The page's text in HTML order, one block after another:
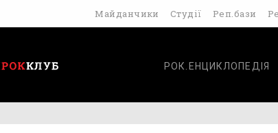
Майданчики Студії Реп.бази
РОК.ЕНЦИКЛОПЕДІЯ